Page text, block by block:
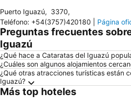
Puerto Iguazú, 3370,
Teléfono: +54(3757)420180 Página
Preguntas frecuentes
Iguazú
¿Qué hace a Cataratas del Iguazú
¿Cuáles son algunos alojamientos
¿Qué otras atracciones turísticas están
Iguazú?
Más top hoteles